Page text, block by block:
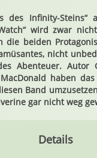
des Infinity-Steins“
wird zwar
die beiden
nicht
Abenteuer. Autor
haben
Band
gar nicht weg
Details